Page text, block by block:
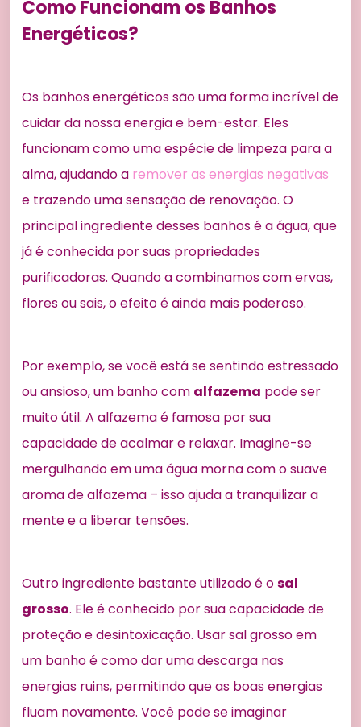
Como Funcionam os Banhos
Energéticos?
Os banhos energéticos são uma forma incrível de
cuidar da nossa energia e bem-estar. Eles
funcionam como uma espécie de limpeza para a
alma, ajudando a remover as energias negativas
e trazendo uma sensação de renovação. O
principal ingrediente desses banhos é a água, que
já é conhecida por suas propriedades
purificadoras. Quando a combinamos com ervas,
flores ou sais, o efeito é ainda mais poderoso.
Por exemplo, se você está se sentindo estressado
ou ansioso, um banho com alfazema pode ser
muito útil. A alfazema é famosa por sua
capacidade de acalmar e relaxar. Imagine-se
mergulhando em uma água morna com o suave
aroma de alfazema – isso ajuda a tranquilizar a
mente e a liberar tensões.
Outro ingrediente bastante utilizado é osal
grosso. Ele é conhecido por sua capacidade de
proteção e desintoxicação. Usar sal grosso em
um banho é como dar uma descarga nas
energias ruins, permitindo que as boas energias
fluam novamente. Você pode se imaginar